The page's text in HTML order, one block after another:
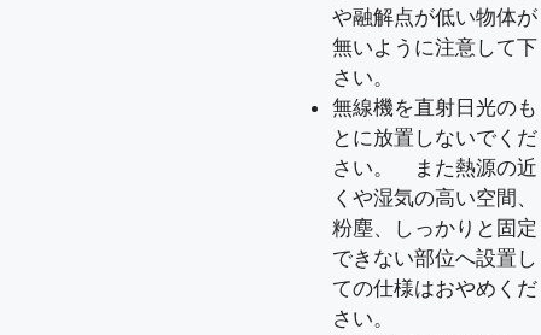
や融解点が低い物体が
無いように注意して下
さい。
無線機を直射日光のも
とに放置しないでくだ
さい。 また熱源の近
くや湿気の高い空間、
粉塵、しっかりと固定
できない部位へ設置し
ての仕様はおやめくだ
さい。